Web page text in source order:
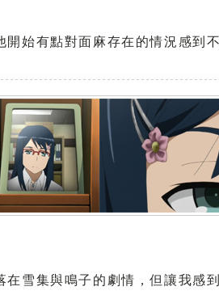
開始有點對面麻存在的情況感到
在雪集與鳴子的劇情，但讓我感